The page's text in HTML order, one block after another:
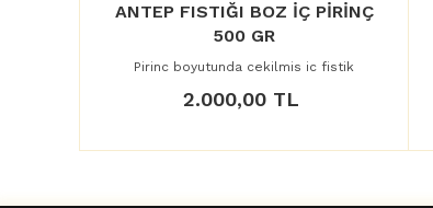
ANTEP FISTIĞI BOZ İÇ PİRİNÇ
500 GR
Pirinc boyutunda cekilmis ic fistik
2.000,00 TL